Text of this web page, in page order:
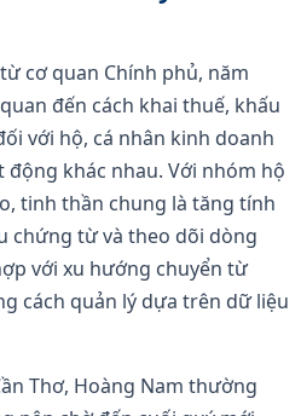
cơ quan Chính phủ, năm
đến cách khai thuế, khấu
với hộ, cá nhân kinh doanh
khác nhau. Với nhóm hộ
tinh thần chung là tăng tính
chứng từ và theo dõi dòng
với xu hướng chuyển từ
cách quản lý dựa trên dữ liệu
Thơ, Hoàng Nam thường